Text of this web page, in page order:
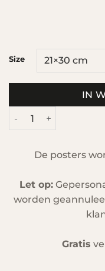
Size
Leeuwarden aantal
IN
De posters
Let op:
worden
Gratis